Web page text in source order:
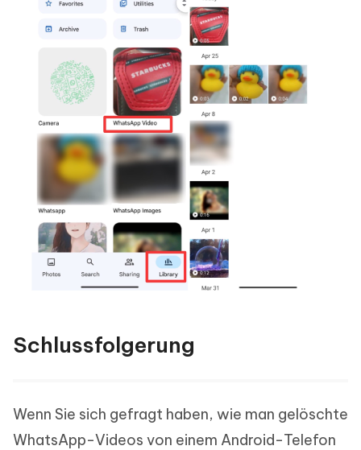
Schlussfolgerung
Wenn Sie sich gefragt haben, wie man gelöschte
WhatsApp-Videos von einem Android-Telefon